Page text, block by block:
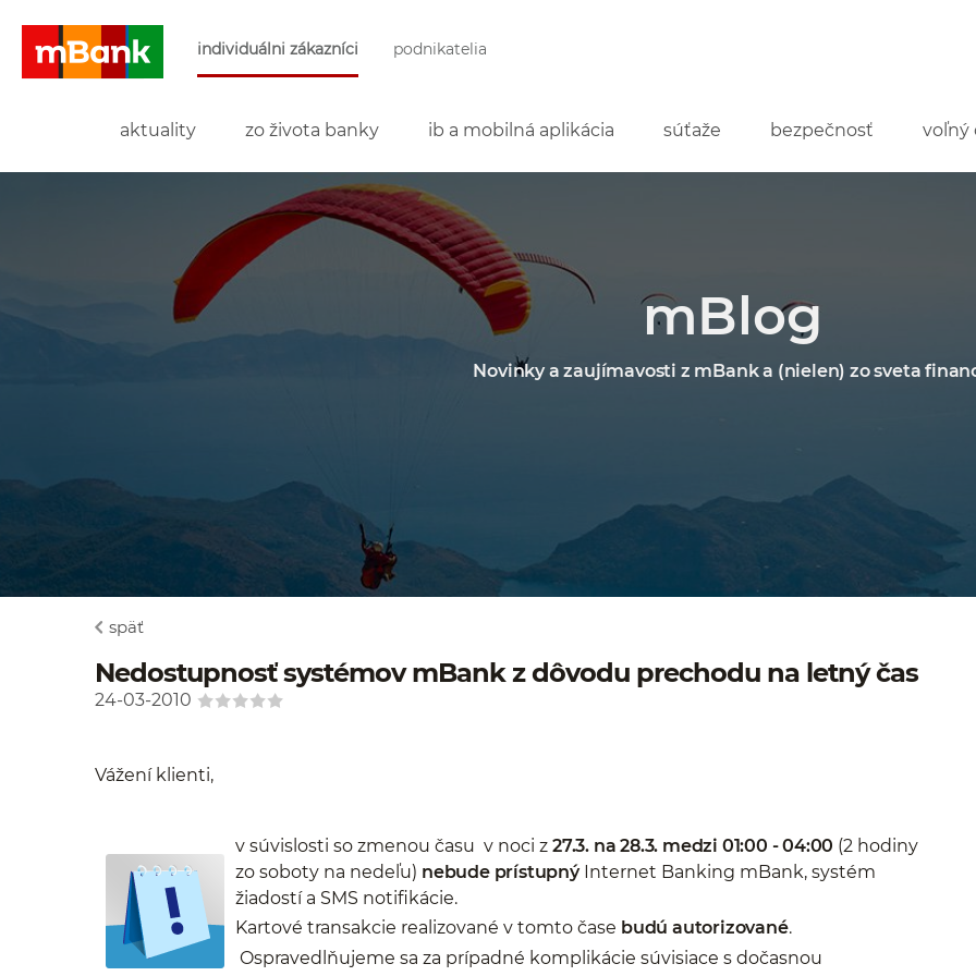
individuálni zákazníci podnikatelia
aktuality zo života banky ib a mobilná aplikácia súťaže bezpečnosť voľný
mBlog
Novinky a zaujímavosti z mBank a (nielen) zo sveta
späť
Nedostupnosť systémov mBank z dôvodu prechodu na letný čas
24-03-2010
Vážení klienti,
v súvislosti so zmenou času v noci z 27.3. na 28.3. medzi 01:00 - 04:00 (2 hodiny
zo soboty na nedeľu) nebude prístupnýInternet Banking mBank, systém
žiadostí a SMS notifikácie.
Kartové transakcie realizované v tomto čase budú autorizované.
Ospravedlňujeme sa za prípadné komplikácie súvisiace s dočasnou